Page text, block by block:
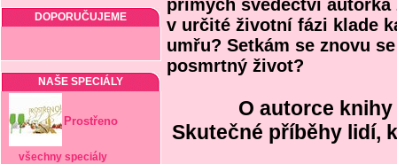
DOPORUČUJEME
NAŠE SPECIÁLY
Prostřeno
všechny speciály
přímých svědectví
v určité životní fázi klade
umřu? Setkám se znovu
posmrtný život?
O autorce
Skutečné příběhy lidí,